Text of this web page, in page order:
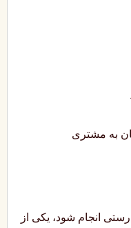
به مشتری
انجام شود، یکی از